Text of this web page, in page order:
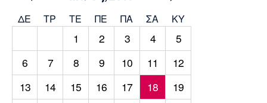
Πολιτισμός
Τραγούδια
Cine Spot
Running
Πρόγραμμα TV
Ιωνικός Κηφισιά Πανσερραϊκός
ΔΕ ΤΡ TΕ ΠΕ ΠΑ ΣΑ ΚΥ
1 2 3 4
5
6
7 8 9 10 11
12
13
14 15 16 17 18
19